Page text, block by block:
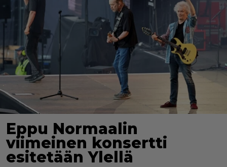
Eppu Normaalin
viimeinen konsertti
esitetään Ylellä